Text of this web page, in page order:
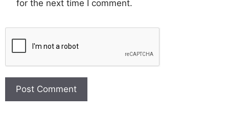
for the next time I comment.